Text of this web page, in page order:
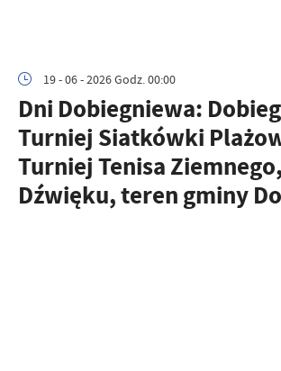
19 - 06 - 2026 Godz. 00:00
Dni Dobiegniewa:
Turniej Siatkówki
Turniej Tenisa
Dźwięku, teren gminy